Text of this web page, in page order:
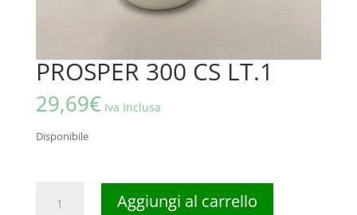
PROSPER 300 CS LT.1
29,69€ Iva Inclusa
Disponibile
Aggiungi al carrello